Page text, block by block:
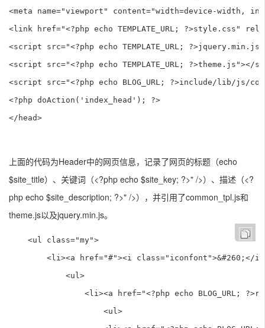
<meta name="viewport" content="width=device-width,
<link href="<?php echo TEMPLATE_URL; ?>style.css"
<script src="<?php echo TEMPLATE_URL;
<script src="<?php echo TEMPLATE_URL; ?>theme.js"></
<script src="<?php echo BLOG_URL; ?>include/lib/js/
<?php doAction('index_head'); ?>
</head>
上面的代码为Header中的网页信息，记录了网页的标题（echo
$site_title）、关键词（<?php echo $site_key; ?>" />）、描述（<?
php echo $site_description; ?>" />），并引用了common_tpl.js和
theme.js以及jquery.min.js。
    <ul class="my">
<li><a href="#"><i class="iconfont">&#260;</i>
            <ul>
<li><a href="<?php echo BLOG_URL;
                    <ul>